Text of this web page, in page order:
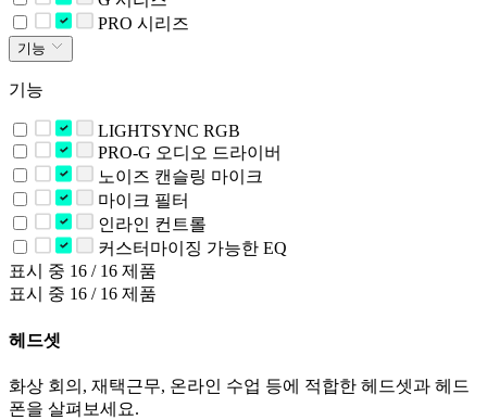
PRO 시리즈
기능
기능
LIGHTSYNC RGB
PRO-G 오디오 드라이버
노이즈 캔슬링 마이크
마이크 필터
인라인 컨트롤
커스터마이징 가능한 EQ
표시 중 16 / 16 제품
표시 중 16 / 16 제품
헤드셋
화상 회의, 재택근무, 온라인 수업 등에 적합한 헤드셋과 헤드
폰을 살펴보세요.